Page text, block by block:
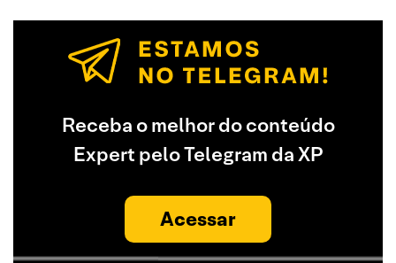
Receba o melhor do conteúdo
Expert pelo Telegram da XP
Acessar